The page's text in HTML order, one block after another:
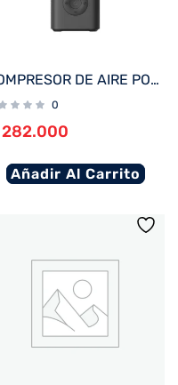
COMPRESOR DE AIRE PORTATIL XIAOMI ELECTRIC 2 150PSI/2000MAH BHR7112GL
0
282.000
Añadir Al Carrito